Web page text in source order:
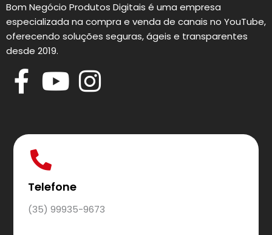
Bom Negócio Produtos Digitais é uma empresa
especializada na compra e venda de canais no YouTube,
oferecendo soluções seguras, ágeis e transparentes
desde 2019.
Telefone
(35) 99935-9673